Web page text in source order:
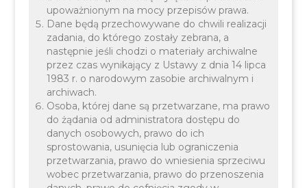
Z przyjemnością przedstawiamy czwarty
tegoroczny numer Magazynu Metropolitalnego.
Jubileuszowe wydanie pn.: "Czas Metropolii"
podsumowuje 10 lat działalności SMK.
upoważnionym na mocy przepisów prawa.
Dane będą przechowywane do chwili realizacji
zadania, do którego zostały zebrana, a
następnie jeśli chodzi o materiały archiwalne
przez czas wynikający z Ustawy z dnia 14 lipca
1983 r. o narodowym zasobie archiwalnym i
archiwach.
Osoba, której dane są przetwarzane, ma prawo
do żądania od administratora dostępu do
danych osobowych, prawo do ich
sprostowania, usunięcia lub ograniczenia
przetwarzania, prawo do wniesienia sprzeciwu
wobec przetwarzania, prawo do przenoszenia